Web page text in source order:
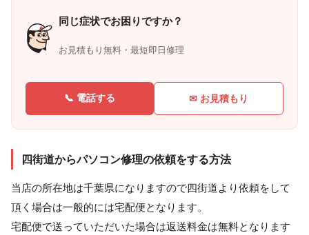
同じ症状でお困りですか？
お見積もり無料・最短即日修理
📞 電話する ✉ お見積もり
四街道からパソコン修理の依頼をする方法
当店の所在地は千葉県になりますので四街道より依頼をして
頂く場合は一般的には宅配便となります。
宅配便で送っていただいた場合は返送料金は無料となります